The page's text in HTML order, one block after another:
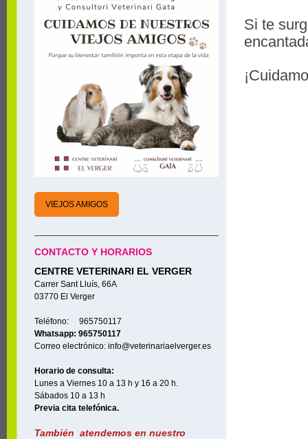
Si te
VIEJOS AMIGOS
CONTACTO Y HORARIOS
CENTRE VETERINARI EL VERGER
Carrer Sant Lluís, 66A
03770 El Verger
Teléfono: 965750117
Whatsapp: 965750117
Correo electrónico: info@veterinariaelverger.es
Horario de consulta:
Lunes a Viernes 10 a 13 h y 16 a 20 h.
Sábados 10 a 13 h
Previa cita telefónica.
También atendemos en nuestro